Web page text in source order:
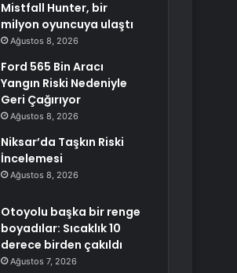
Mistfall Hunter, bir
milyon oyuncuya ulaştı
Ağustos 8, 2026
Ford 565 Bin Aracı
Yangın Riski Nedeniyle
Geri Çağırıyor
Ağustos 8, 2026
Niksar’da Taşkın Riski
İncelemesi
Ağustos 8, 2026
Otoyolu başka bir renge
boyadılar: Sıcaklık 10
derece birden çakıldı
Ağustos 7, 2026